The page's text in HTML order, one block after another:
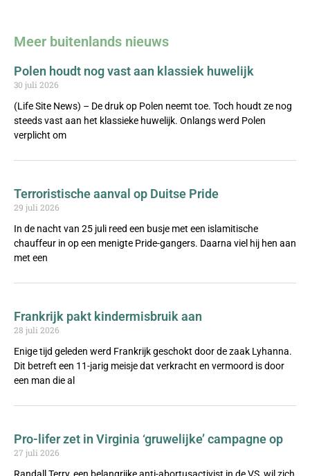
Meer buitenlands nieuws
Polen houdt nog vast aan klassiek huwelijk
30 juli 2026
(Life Site News) – De druk op Polen neemt toe. Toch houdt ze nog
steeds vast aan het klassieke huwelijk. Onlangs werd Polen
verplicht om
Terroristische aanval op Duitse Pride
29 juli 2026
In de nacht van 25 juli reed een busje met een islamitische
chauffeur in op een menigte Pride-gangers. Daarna viel hij hen aan
met een
Frankrijk pakt kindermisbruik aan
28 juli 2026
Enige tijd geleden werd Frankrijk geschokt door de zaak Lyhanna.
Dit betreft een 11-jarig meisje dat verkracht en vermoord is door
een man die al
Pro-lifer zet in Virginia ‘gruwelijke’ campagne op
27 juli 2026